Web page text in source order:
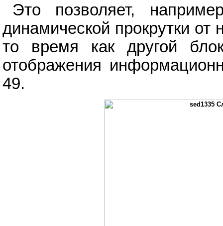
Это позволяет,
динамической прокрутки
то время как другой
отображения
49.